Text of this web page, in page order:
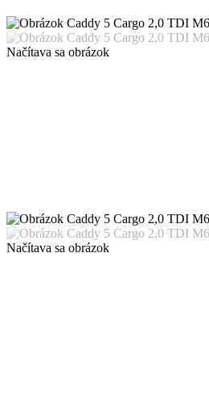
Načítava sa obrázok
Načítava sa obrázok